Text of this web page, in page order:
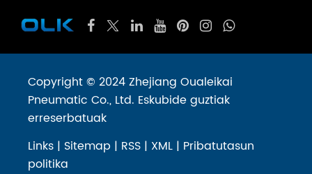
Copyright © 2024 Zhejiang Oualeikai
Pneumatic Co., Ltd. Eskubide guztiak
erreserbatuak
Links | Sitemap | RSS | XML | Pribatutasun
politika